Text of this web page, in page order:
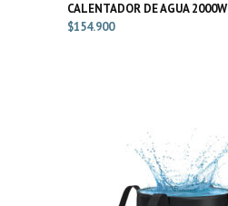
CALENTADOR DE AGUA 2000W
$154.900